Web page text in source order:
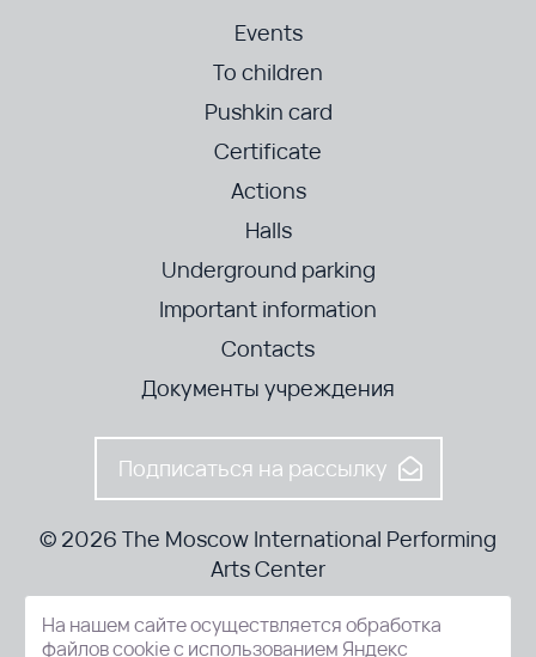
Events
To children
Pushkin card
Certificate
Actions
Halls
Underground parking
Important information
Contacts
Документы учреждения
Подписаться на рассылку
© 2026 The Moscow International Performing
Arts Center
52-8, Kosmodamianskaya nab., Moscow, 115054, Russia
На нашем сайте осуществляется обработка
файлов cookie с использованием Яндекс